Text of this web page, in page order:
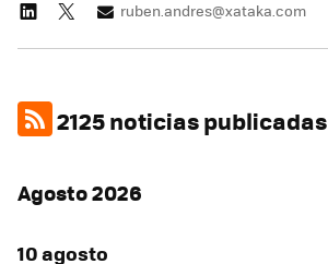
ruben.andres@xataka.com
2125 noticias publicadas
Agosto 2026
10 agosto